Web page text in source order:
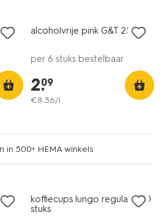
alcoholvrije pink G&T 250ml
per 6 stuks bestelbaar
2.
09
€8.36/l
in 500+ HEMA winkels
koffiecups lungo regular - 20
stuks